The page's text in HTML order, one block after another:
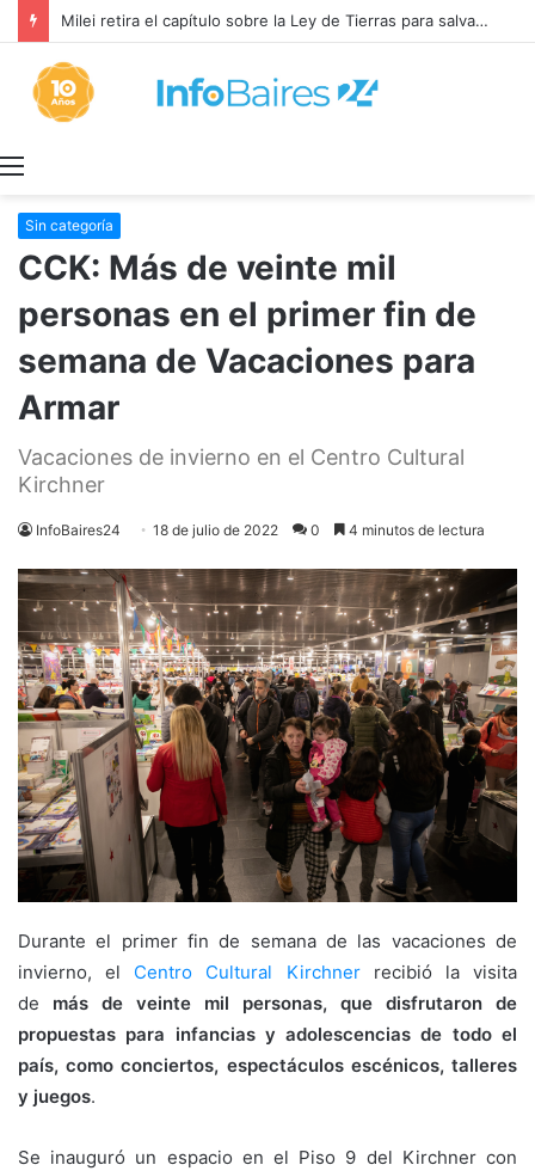
¡HOMBRE AL AGUA!: El gobierno corre de las negociaciones a Sturzenegger con los prácticos marítimos
Sin categoría
CCK: Más de veinte mil
personas en el primer fin de
semana de Vacaciones para
Armar
Vacaciones de invierno en el Centro Cultural
Kirchner
InfoBaires24 18 de julio de 2022 0 4 minutos de lectura
Durante el primer fin de semana de las vacaciones de
invierno, el Centro Cultural Kirchnerrecibió la visita
de más de veinte mil personas, que disfrutaron de
propuestas para infancias y adolescencias de todo el
país, como conciertos, espectáculos escénicos, talleres
y juegos.
Se inauguró un espacio en el Piso 9 del Kirchner con